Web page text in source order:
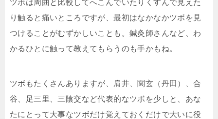
ツボは周囲と比較してへこんでいたりくすんで見えた
り触 ると痛いところですが、最初はなかなかツボを見
つけるこ とがむずかしいことも。鍼灸師さんなど、わ
かるひとに触って教えてもらうのも手かもね。
ツボもたくさんありますが、肩井、関玄（丹田）、合
谷、
足三里、三陰交など代表的なツボを少しと、あな
たにとっ て大事なツボだけ覚えておくだけで大いに役